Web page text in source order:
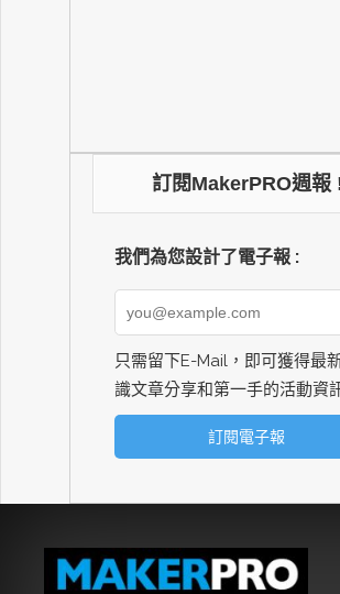
訂閱MakerPRO週報
我們為您設計了電子報 :
只需留下E-Mail，即可獲得最
識文章分享和第一手的活動資